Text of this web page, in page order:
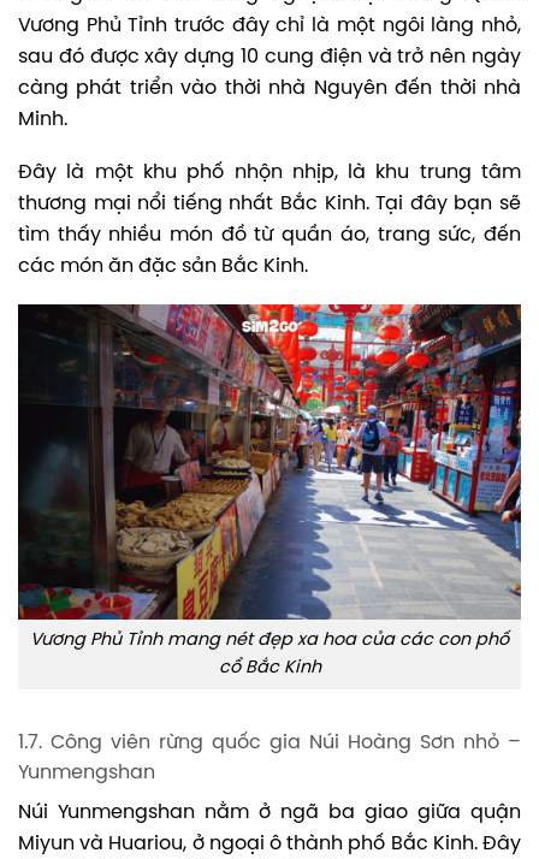
Vương Phủ Tỉnh trước đây chỉ là một ngôi làng nhỏ,
sau đó được xây dựng 10 cung điện và trở nên ngày
càng phát triển vào thời nhà Nguyên đến thời nhà
Minh.
Đây là một khu phố nhộn nhịp, là khu trung tâm
thương mại nổi tiếng nhất Bắc Kinh. Tại đây bạn sẽ
tìm thấy nhiều món đồ từ quần áo, trang sức, đến
các món ăn đặc sản Bắc Kinh.
Vương Phủ Tỉnh mang nét đẹp xa hoa của các con phố
cổ Bắc Kinh
1.7. Công viên rừng quốc gia Núi Hoàng Sơn nhỏ –
Yunmengshan
Núi Yunmengshan nằm ở ngã ba giao giữa quận
Miyun và Huariou, ở ngoại ô thành phố Bắc Kinh. Đây